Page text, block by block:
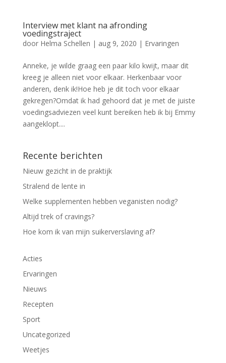
Interview met klant na afronding
voedingstraject
door Helma Schellen | aug 9, 2020 | Ervaringen
Anneke, je wilde graag een paar kilo kwijt, maar dit
kreeg je alleen niet voor elkaar. Herkenbaar voor
anderen, denk ik!Hoe heb je dit toch voor elkaar
gekregen?Omdat ik had gehoord dat je met de juiste
voedingsadviezen veel kunt bereiken heb ik bij Emmy
aangeklopt....
Recente berichten
Nieuw gezicht in de praktijk
Stralend de lente in
Welke supplementen hebben veganisten nodig?
Altijd trek of cravings?
Hoe kom ik van mijn suikerverslaving af?
Acties
Ervaringen
Nieuws
Recepten
Sport
Uncategorized
Weetjes